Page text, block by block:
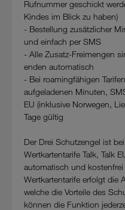
Rufnummer geschickt
Kindes im Blick zu haben)
- Bestellung zusätzlicher
und einfach per SMS
- Alle Zusatz-Freimengen
enden automatisch
- Bei roamingfähigen
aufgeladenen Minuten,
EU (inklusive Norwegen,
Tage gültig
Der Drei Schutzengel ist
Wertkartentarife Talk, Talk
automatisch und
Wertkartentarife erfolgt die
welche die Vorteile des
können die Funktion
Cookies von Unternehmen
Datenschutzniveau wie in
(z.B. Data Privacy
Unternehmen behandelt.
Wenn Sie „Nur
Sie nur jene Cookies im
Website unerlässlich sind.